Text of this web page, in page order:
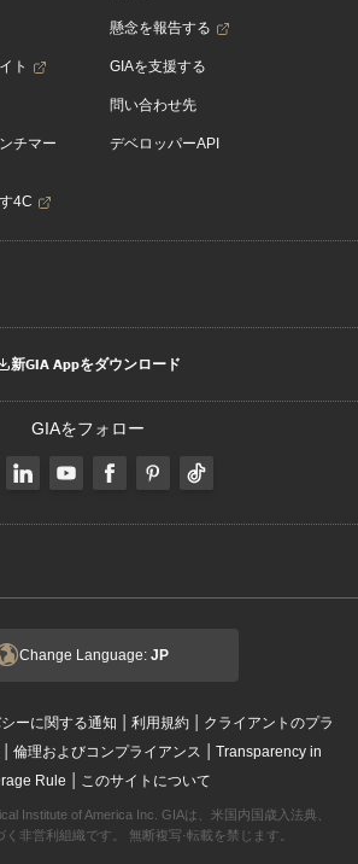
ト
チマー
4C
懸念を報告する
GIAを支援する
問い合わせ先
デベロッパーAPI
新GIA Appをダウンロード
GIAをフォロー
Change Language: JP
ーに関する通知 | 利用規約 | クライアントのプラ
| 倫理およびコンプライアンス | Transparency in
Rule | このサイトについて
Institute of America Inc. GIAは、米国内国歳入法典、
非営利組織です。 無断複写·転載を禁じます。